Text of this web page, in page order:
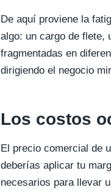
De aquí proviene la
algo: un cargo de flete,
fragmentadas en
dirigiendo el negocio
Los costos
El precio comercial de
deberías aplicar tu
necesarios para llevar